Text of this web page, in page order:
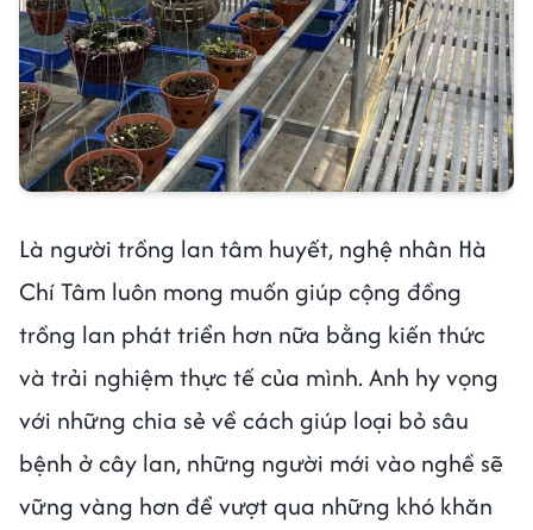
Là người trồng lan tâm huyết, nghệ nhân Hà
Chí Tâm luôn mong muốn giúp cộng đồng
trồng lan phát triển hơn nữa bằng kiến thức
và trải nghiệm thực tế của mình. Anh hy vọng
với những chia sẻ về cách giúp loại bỏ sâu
bệnh ở cây lan, những người mới vào nghề sẽ
vững vàng hơn để vượt qua những khó khăn